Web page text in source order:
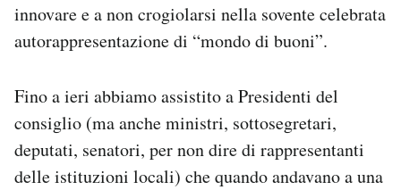
I MIEI PREFERITI
SHOP
CALENDARIO
innovare e a non crogiolarsi nella sovente celebrata
autorappresentazione di “mondo di buoni”.
Fino a ieri abbiamo assistito a Presidenti del
consiglio (ma anche ministri, sottosegretari,
deputati, senatori, per non dire di rappresentanti
delle istituzioni locali) che quando andavano a una